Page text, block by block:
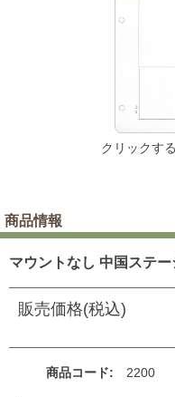
クリックす
商品情報
マウントなし 中国ステ
販売価格(税込)
商品コード 2200